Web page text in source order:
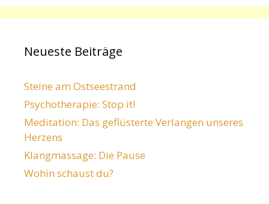
Neueste Beiträge
Steine am Ostseestrand
Psychotherapie: Stop it!
Meditation: Das geflüsterte Verlangen unseres
Herzens
Klangmassage: Die Pause
Wohin schaust du?